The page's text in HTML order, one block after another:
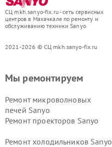
СЦ mkh.sanyo-fix.ru - сеть сервисных
центров в Махачкале по ремонту и
обслуживанию техники Sanyo
2021-2026 © СЦ mkh.sanyo-fix.ru
Мы ремонтируем
Ремонт микроволновых
печей Sanyo
Ремонт проекторов Sanyo
Ремонт холодильников Sanyo